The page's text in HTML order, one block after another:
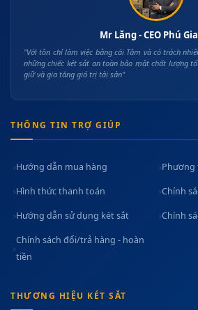
Mr Lăng - CEO Phú
"Với tôn chỉ làm việc bằng cái Tâm và có trách
những chiếc két sắt an toàn bảo mật chất lượng
giữ và gia tăng giá trị tài sản"
THÔNG TIN TRỢ GIÚP
Hướng dẫn mua hàng Phương
Hình thức thanh toán Chính
Hướng dẫn sử dụng két sắt Chính
Chính sách đổi/trả hàng - hoàn
tiền
THƯƠNG HIỆU KÉT SẮT